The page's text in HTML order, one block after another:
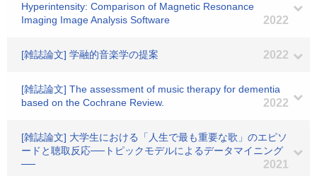
Hyperintensity: Comparison of Magnetic Resonance
Imaging Image Analysis Software
2022
[雑誌論文] 学融的音楽学の提案 2022
[雑誌論文] The assessment of music therapy for dementia
based on the Cochrane Review.
2022
[雑誌論文] 大学生における「人生で最も重要な歌」のエピソ
ードと聴取反応──トピックモデルによるデータマイニング
──
2021